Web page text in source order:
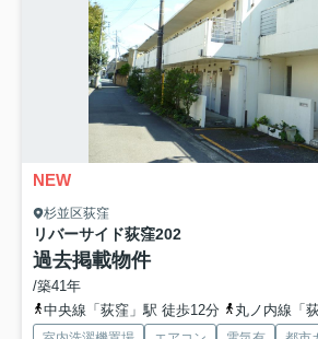
NEW
杉並区荻窪
リバーサイド荻窪202
過去掲載物件
/築41年
中央線「荻窪」駅 徒歩12分
丸ノ内線「